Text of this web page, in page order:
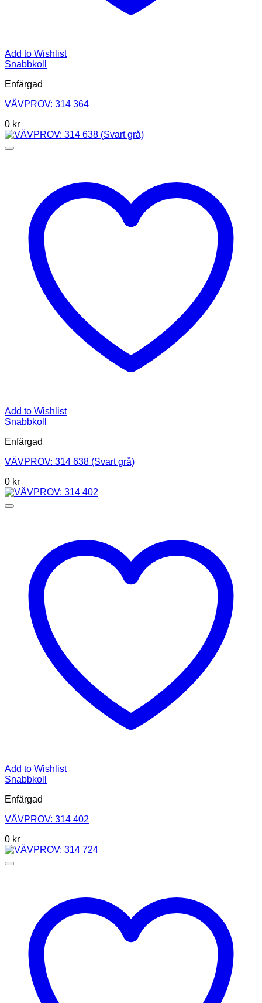
Add to Wishlist
Snabbkoll
Enfärgad
VÄVPROV: 314 364
0 kr
Add to Wishlist
Snabbkoll
Enfärgad
VÄVPROV: 314 638 (Svart grå)
0 kr
Add to Wishlist
Snabbkoll
Enfärgad
VÄVPROV: 314 402
0 kr